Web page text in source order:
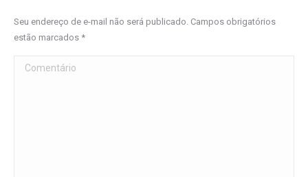
Seu endereço de e-mail não será publicado. Campos obrigatórios
estão marcados *
Comentário